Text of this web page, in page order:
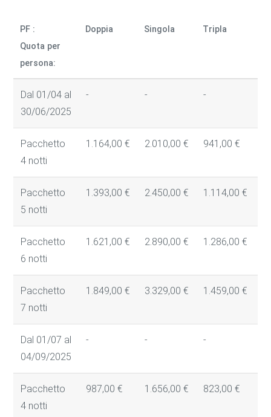
PF :
Quota per
persona:
Doppia Singola Tripla
Dal 01/04 al
30/06/2025
- - -
Pacchetto
4 notti
1.164,00 € 2.010,00 € 941,00 €
Pacchetto
5 notti
1.393,00 € 2.450,00 € 1.114,00 €
Pacchetto
6 notti
1.621,00 € 2.890,00 € 1.286,00 €
Pacchetto
7 notti
1.849,00 € 3.329,00 € 1.459,00 €
Dal 01/07 al
04/09/2025
- - -
Pacchetto
4 notti
987,00 € 1.656,00 € 823,00 €